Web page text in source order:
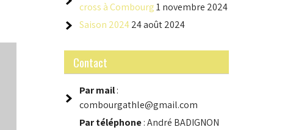
cross à Combourg1 novembre 2024
Saison 202424 août 2024
Contact
Par mail:
combourgathle@gmail.com
Par téléphone: André BADIGNON